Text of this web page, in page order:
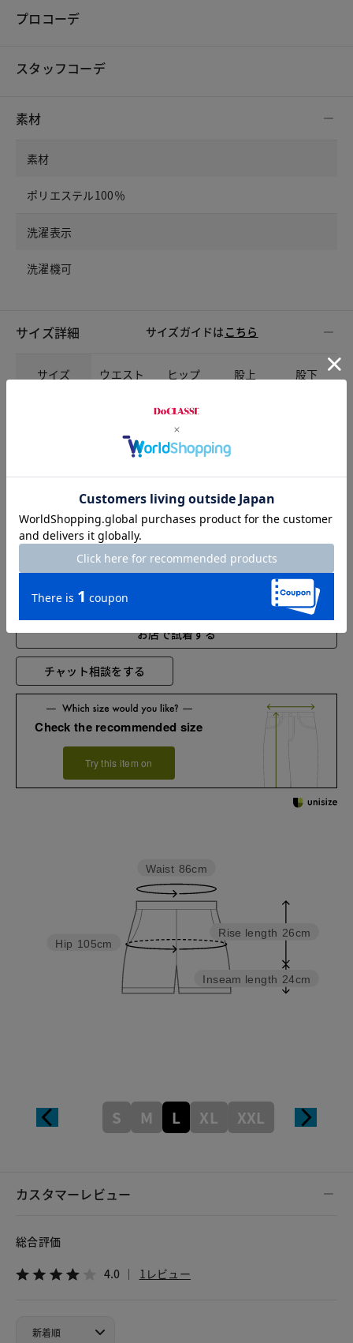
プロコーデ
スタッフコーデ
素材
素材
ポリエステル100％
洗濯表示
洗濯機可
サイズ詳細 サイズガイドは こちら
サイズ ウエスト ヒップ 股上 股下
97
101
86 105 26
XL 90
XXL 94 113 27 24
お店で試着する
チャット相談をする
Check the recommended size
Try this item on
Rise length 26cm
Inseam length 24cm
Hip 105cm
Waist 86cm
S M L XL XXL
カスタマーレビュー
総合評価
4.0 1レビュー